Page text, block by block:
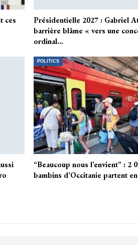
ces
Présidentielle 2027 : Gabriel
barrière blâme « vers une
ordinal…
POLITICS
“Beaucoup nous l’envient” : 2
bambins d’Occitanie partent